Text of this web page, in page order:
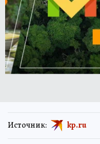
Источник: kp.ru